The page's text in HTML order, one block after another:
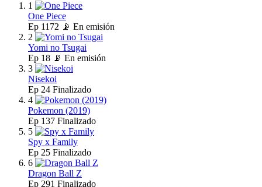
1
One Piece
Ep 1172 📡 En emisión
2
Yomi no Tsugai
Ep 18 📡 En emisión
3
Nisekoi
Ep 24 Finalizado
4
Pokemon (2019)
Ep 137 Finalizado
5
Spy x Family
Ep 25 Finalizado
6
Dragon Ball Z
Ep 291 Finalizado